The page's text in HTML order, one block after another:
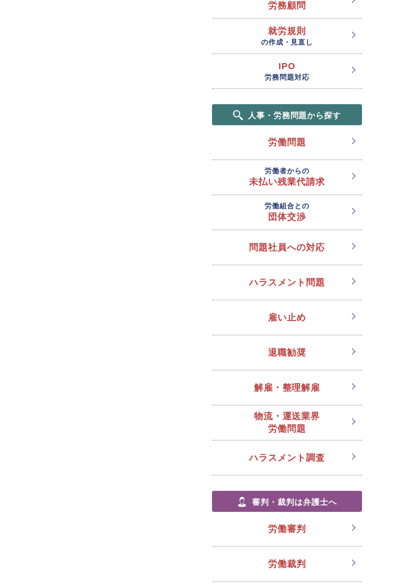
労務顧問
就労規則
の作成・見直し
IPO
労務問題対応
人事・労務問題から探す
労働問題
労働者からの
未払い残業代請求
労働組合との
団体交渉
問題社員への対応
ハラスメント問題
雇い止め
退職勧奨
解雇・整理解雇
物流・運送業界
労働問題
ハラスメント調査
審判・裁判は弁護士へ
労働審判
労働裁判